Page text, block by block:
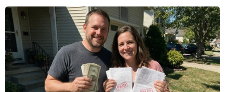
#kính viễn vọng #không gian #Hubble #hố đen